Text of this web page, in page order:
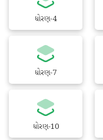
ધોરણ-4
ધોરણ-7
ધોરણ-10